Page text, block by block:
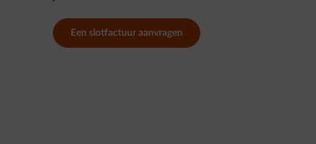
Een slotfactuur aanvragen